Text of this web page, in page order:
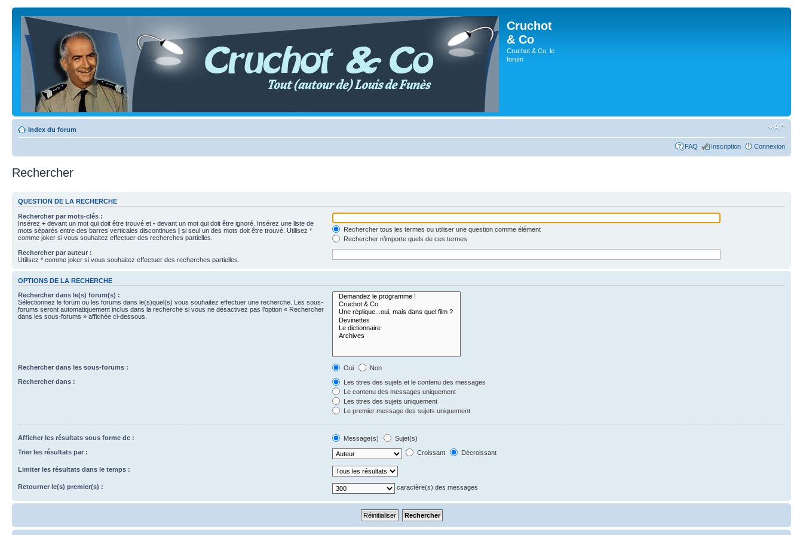
Cruchot
& Co
Cruchot & Co, le
forum
Index du forum
FAQ Inscription Connexion
Rechercher
QUESTION DE LA RECHERCHE
Rechercher par mots-clés :
Insérez + devant un mot qui doit être trouvé et - devant un mot qui doit être ignoré. Insérez une liste de
mots séparés entre des barres verticales discontinues | si seul un des mots doit être trouvé. Utilisez *
comme joker si vous souhaitez effectuer des recherches partielles.
Rechercher tous les termes ou utiliser une question comme élément
Rechercher n’importe quels de ces termes
Rechercher par auteur :
Utilisez * comme joker si vous souhaitez effectuer des recherches partielles.
OPTIONS DE LA RECHERCHE
Rechercher dans le(s) forum(s) :
Sélectionnez le forum ou les forums dans le(s)quel(s) vous souhaitez effectuer une recherche. Les sous-
forums seront automatiquement inclus dans la recherche si vous ne désactivez pas l’option « Rechercher
dans les sous-forums » affichée ci-dessous.
Rechercher dans les sous-forums : Oui
Non
Rechercher dans :
Les titres des sujets et le contenu des messages
Le contenu des messages uniquement
Les titres des sujets uniquement
Le premier message des sujets uniquement
Afficher les résultats sous forme de : Message(s)
Sujet(s)
Trier les résultats par :
Croissant Décroissant
Limiter les résultats dans le temps :
Retourner le(s) premier(s) : caractère(s) des messages